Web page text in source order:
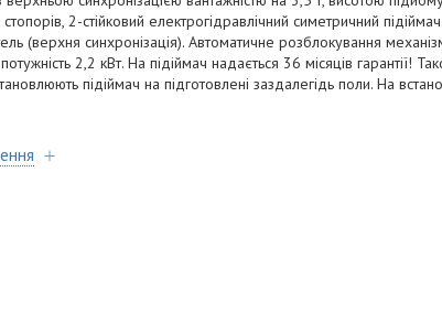
2-стійковий електрогідравлічний симетричний
(верхня синхронізація). Автоматичне розблокування
2,2 кВт. На підіймач надається 36 місяців гарантії!
підіймач на підготовлені заздалегідь поли. На